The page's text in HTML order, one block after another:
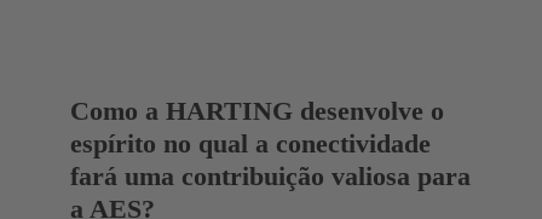
Como a HARTING desenvolve o
espírito no qual a conectividade
fará uma contribuição valiosa para
a AES?